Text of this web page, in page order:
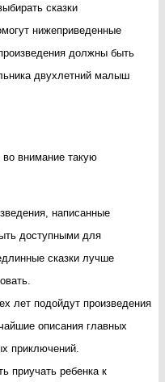
сказки
нижеприведенные
должны быть
двухлетний малыш
во внимание такую
написанные
доступными для
сказки лучше
лет подойдут произведения
описания главных
приключений.
приучать ребенка к